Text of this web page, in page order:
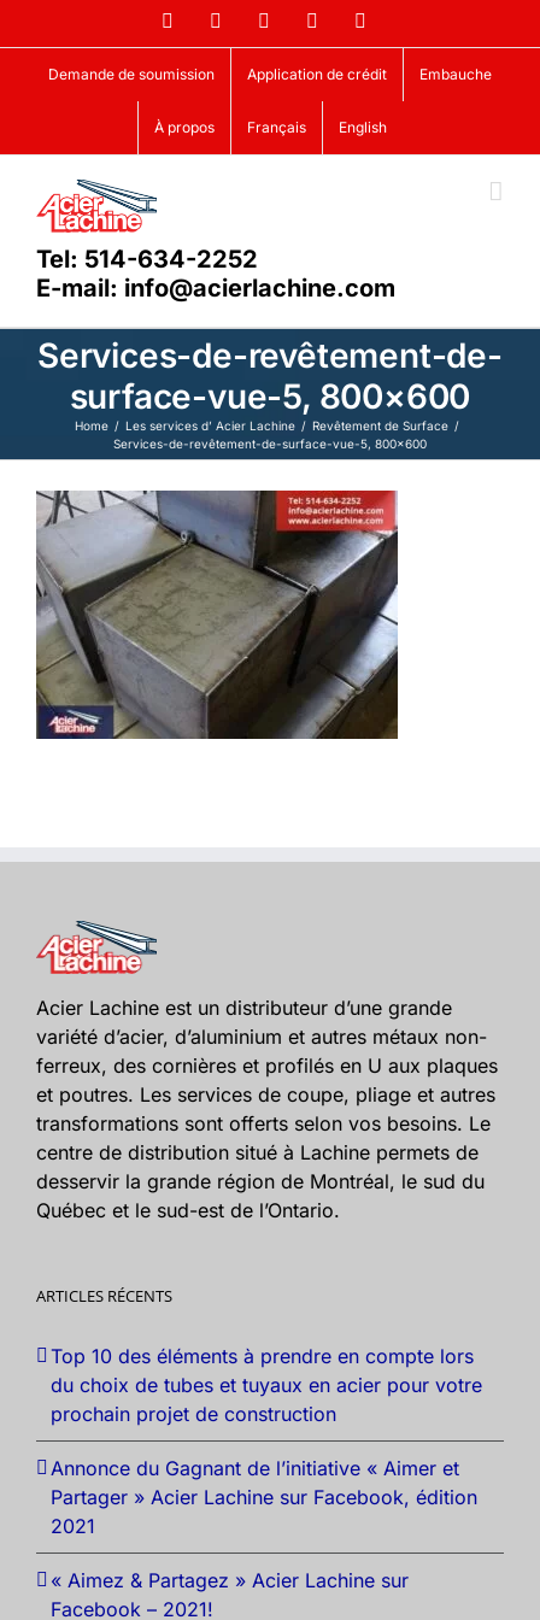
to
content
FacebookLinkedIn YouTube
Demande de soumission Application de crédit Embauche
À propos Français English
Tel: 514-634-2252
E-mail: info@acierlachine.com
Services-de-revêtement-de-
surface-vue-5, 800×600
Home Les services d’ Acier Lachine
Revêtement de Surface
Services-de-revêtement-de-surface-vue-5, 800×600
Acier Lachine est un distributeur d’une grande
variété d’acier, d’aluminium et autres métaux non-
ferreux, des cornières et profilés en U aux plaques
et poutres. Les services de coupe, pliage et autres
transformations sont offerts selon vos besoins. Le
centre de distribution situé à Lachine permets de
desservir la grande région de Montréal, le sud du
Québec et le sud-est de l’Ontario.
ARTICLES RÉCENTS
Top 10 des éléments à prendre en compte lors
du choix de tubes et tuyaux en acier pour votre
prochain projet de construction
Annonce du Gagnant de l’initiative « Aimer et
Partager » Acier Lachine sur Facebook, édition
2021
« Aimez & Partagez » Acier Lachine sur
Facebook – 2021!